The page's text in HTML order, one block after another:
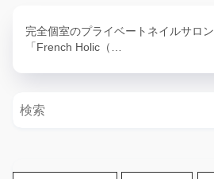
完全個室のプライベートネイルサロン
「French Holic（…